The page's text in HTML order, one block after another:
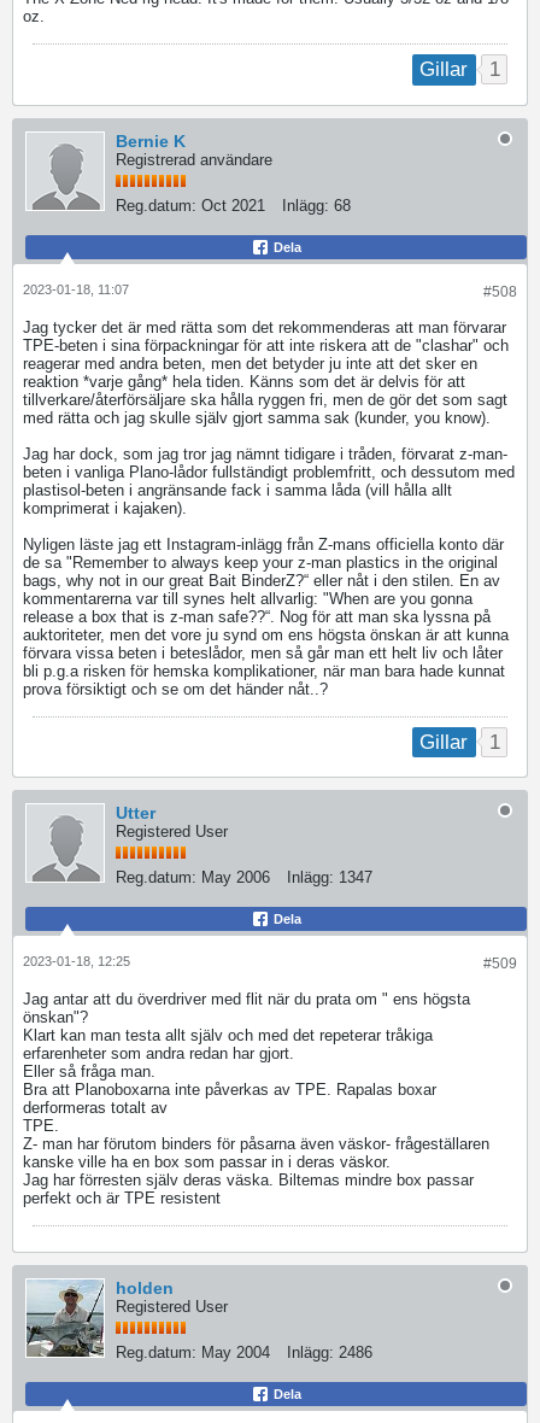
oz.
Gillar 1
Bernie K
Registrerad användare
Reg.datum: Oct 2021 Inlägg: 68
Dela
#508
2023-01-18, 11:07
Jag tycker det är med rätta som det rekommenderas att man förvarar
TPE-beten i sina förpackningar för att inte riskera att de "clashar" och
reagerar med andra beten, men det betyder ju inte att det sker en
reaktion *varje gång* hela tiden. Känns som det är delvis för att
tillverkare/återförsäljare ska hålla ryggen fri, men de gör det som sagt
med rätta och jag skulle själv gjort samma sak (kunder, you know).
Jag har dock, som jag tror jag nämnt tidigare i tråden, förvarat z-man-
beten i vanliga Plano-lådor fullständigt problemfritt, och dessutom med
plastisol-beten i angränsande fack i samma låda (vill hålla allt
komprimerat i kajaken).
Nyligen läste jag ett Instagram-inlägg från Z-mans officiella konto där
de sa "Remember to always keep your z-man plastics in the original
bags, why not in our great Bait BinderZ?“ eller nåt i den stilen. En av
kommentarerna var till synes helt allvarlig: "When are you gonna
release a box that is z-man safe??“. Nog för att man ska lyssna på
auktoriteter, men det vore ju synd om ens högsta önskan är att kunna
förvara vissa beten i beteslådor, men så går man ett helt liv och låter
bli p.g.a risken för hemska komplikationer, när man bara hade kunnat
prova försiktigt och se om det händer nåt..?
Gillar 1
Utter
Registered User
Reg.datum: May 2006 Inlägg: 1347
Dela
#509
2023-01-18, 12:25
Jag antar att du överdriver med flit när du prata om " ens högsta
önskan"?
Klart kan man testa allt själv och med det repeterar tråkiga
erfarenheter som andra redan har gjort.
Eller så fråga man.
Bra att Planoboxarna inte påverkas av TPE. Rapalas boxar
derformeras totalt av
​​​TPE.
Z- man har förutom binders för påsarna även väskor- frågeställaren
kanske ville ha en box som passar in i deras väskor.
Jag har förresten själv deras väska. Biltemas mindre box passar
perfekt och är TPE resistent
holden
Registered User
Reg.datum: May 2004 Inlägg: 2486
Dela